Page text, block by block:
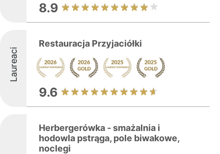
8.9
Laureaci
Restauracja Przyjaciółki
9.6
Herbergerówka - smażalnia i
hodowla pstrąga, pole biwakowe,
noclegi